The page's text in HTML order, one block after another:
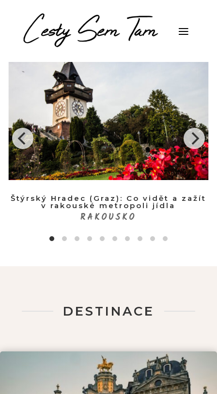
Štýrský Hradec (Graz): Co vidět a zažít
v rakouské metropoli jídla
RAKOUSKO
DESTINACE